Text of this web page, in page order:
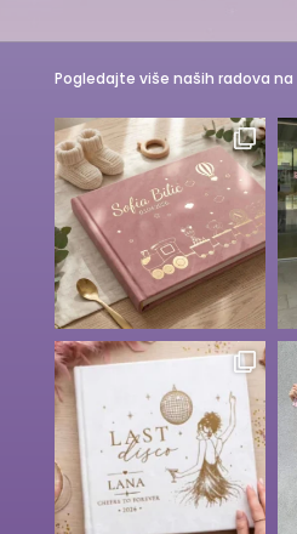
Pogledajte više naših radova na